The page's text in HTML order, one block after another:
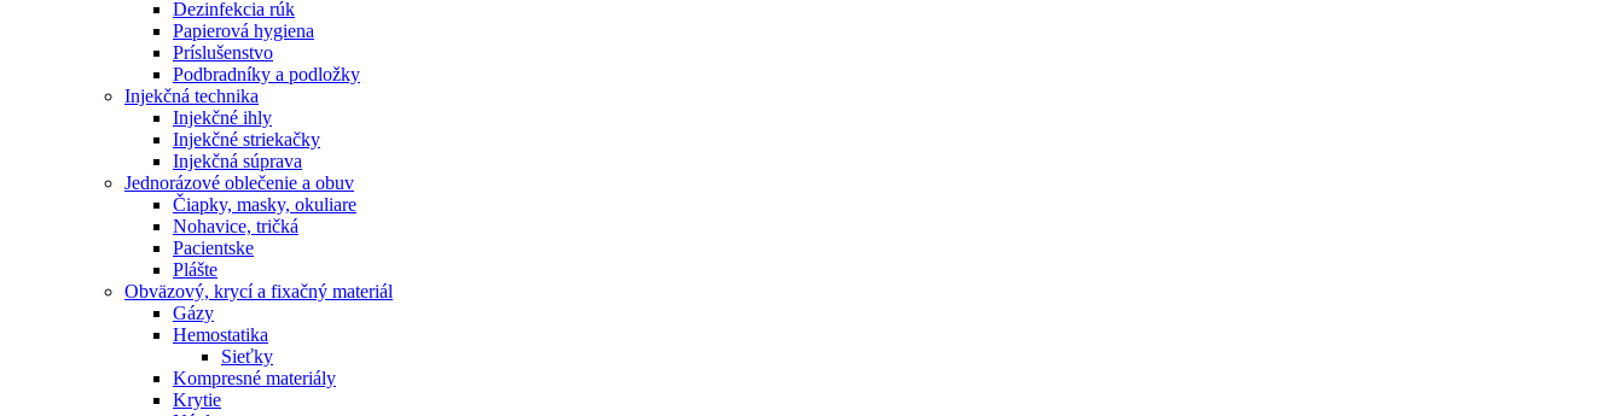
Dezinfekcia rúk
Papierová hygiena
Príslušenstvo
Podbradníky a podložky
Injekčná technika
Injekčné ihly
Injekčné striekačky
Injekčná súprava
Jednorázové oblečenie a obuv
Čiapky, masky, okuliare
Nohavice, tričká
Pacientske
Plášte
Obväzový, krycí a fixačný materiál
Gázy
Hemostatika
Sieťky
Kompresné materiály
Krytie